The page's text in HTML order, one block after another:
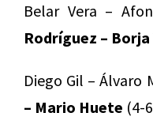
Belar Vera –
Rodríguez –
Diego Gil – Álvaro
– Mario Huete (4-